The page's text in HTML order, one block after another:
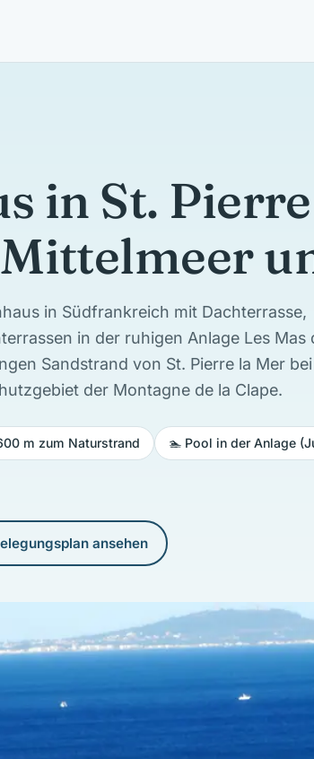
in St.
in Südfrankreich mit Dachterrasse,
in der ruhigen Anlage Les Mas
Sandstrand von St. Pierre la Mer bei
der Montagne de la Clape.
m zum Naturstrand 🏊 Pool in der Anlage
ansehen